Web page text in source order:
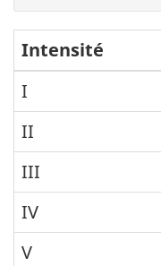
Intensité
I
II
III
IV
V